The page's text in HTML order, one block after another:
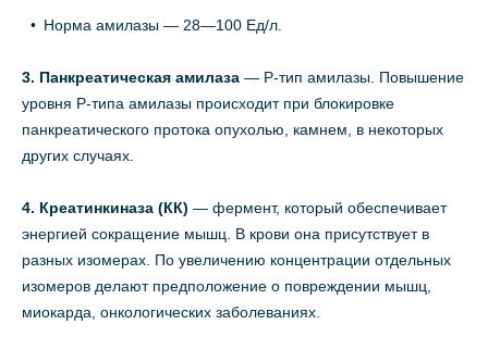
Норма амилазы — 28—100 Ед/л.
3. Панкреатическая амилаза — Р-тип амилазы. Повышение
уровня Р-типа амилазы происходит при блокировке
панкреатического протока опухолью, камнем, в некоторых
других случаях.
4. Креатинкиназа (КК) — фермент, который обеспечивает
энергией сокращение мышц. В крови она присутствует в
разных изомерах. По увеличению концентрации отдельных
изомеров делают предположение о повреждении мышц,
миокарда, онкологических заболеваниях.